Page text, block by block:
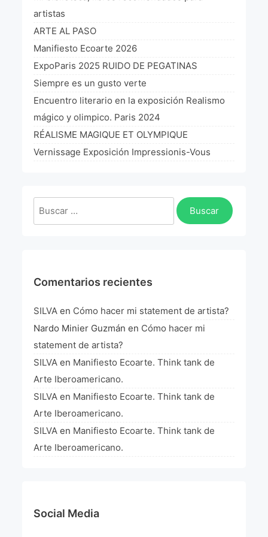
La Fórmula Científica Del Arte
Manifiesto Ecoarte
Association Paris
Fundación Colombia
Blog
artistas
ARTE AL PASO
Manifiesto Ecoarte 2026
ExpoParis 2025 RUIDO DE PEGATINAS
Siempre es un gusto verte
Encuentro literario en la exposición Realismo
mágico y olimpico. Paris 2024
RÉALISME MAGIQUE ET OLYMPIQUE
Vernissage Exposición Impressionis-Vous
Buscar:
Comentarios recientes
SILVA en Cómo hacer mi statement de artista?
Nardo Minier Guzmán en Cómo hacer mi
statement de artista?
SILVA en Manifiesto Ecoarte. Think tank de
Arte Iberoamericano.
SILVA en Manifiesto Ecoarte. Think tank de
Arte Iberoamericano.
SILVA en Manifiesto Ecoarte. Think tank de
Arte Iberoamericano.
Social Media